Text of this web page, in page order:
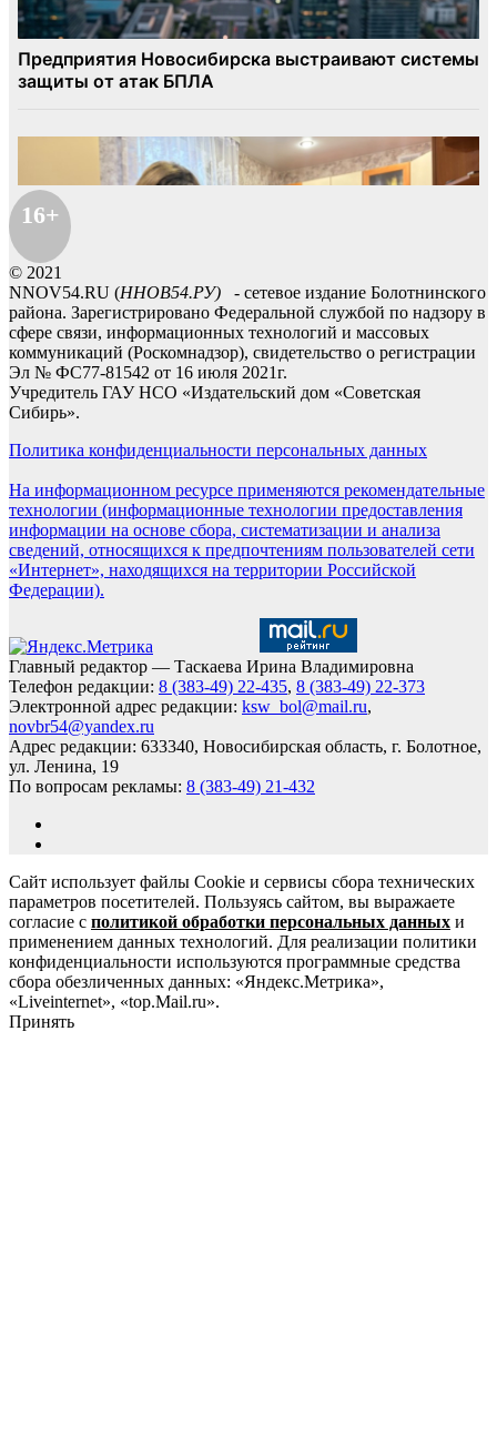
16+
© 2021
NNOV54.RU (ННОВ54.РУ) - сетевое издание Болотнинского
района. Зарегистрировано Федеральной службой по надзору в
сфере связи, информационных технологий и массовых
коммуникаций (Роскомнадзор), свидетельство о регистрации
Эл № ФС77-81542 от 16 июля 2021г.
Учредитель ГАУ НСО «Издательский дом «Советская
Сибирь».
Политика конфиденциальности персональных данных
На информационном ресурсе применяются рекомендательные
технологии (информационные технологии предоставления
информации на основе сбора, систематизации и анализа
сведений, относящихся к предпочтениям пользователей сети
«Интернет», находящихся на территории Российской
Федерации).
Главный редактор — Таскаева Ирина Владимировна
Телефон редакции: 8 (383-49) 22-435, 8 (383-49) 22-373
Электронной адрес редакции: ksw_bol@mail.ru,
novbr54@yandex.ru
Адрес редакции: 633340, Новосибирская область, г. Болотное,
ул. Ленина, 19
По вопросам рекламы: 8 (383-49) 21-432
Сайт использует файлы Cookie и сервисы сбора технических
параметров посетителей. Пользуясь сайтом, вы выражаете
согласие с политикой обработки персональных данных и
применением данных технологий. Для реализации политики
конфиденциальности используются программные средства
сбора обезличенных данных: «Яндекс.Метрика»,
«Liveinternet», «top.Mail.ru».
Принять